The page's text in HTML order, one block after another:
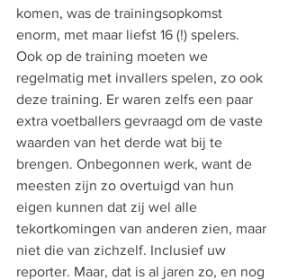
komen, was de trainingsopkomst
enorm, met maar liefst 16 (!) spelers.
Ook op de training moeten we
regelmatig met invallers spelen, zo ook
deze training. Er waren zelfs een paar
extra voetballers gevraagd om de vaste
waarden van het derde wat bij te
brengen. Onbegonnen werk, want de
meesten zijn zo overtuigd van hun
eigen kunnen dat zij wel alle
tekortkomingen van anderen zien, maar
niet die van zichzelf. Inclusief uw
reporter. Maar, dat is al jaren zo, en nog